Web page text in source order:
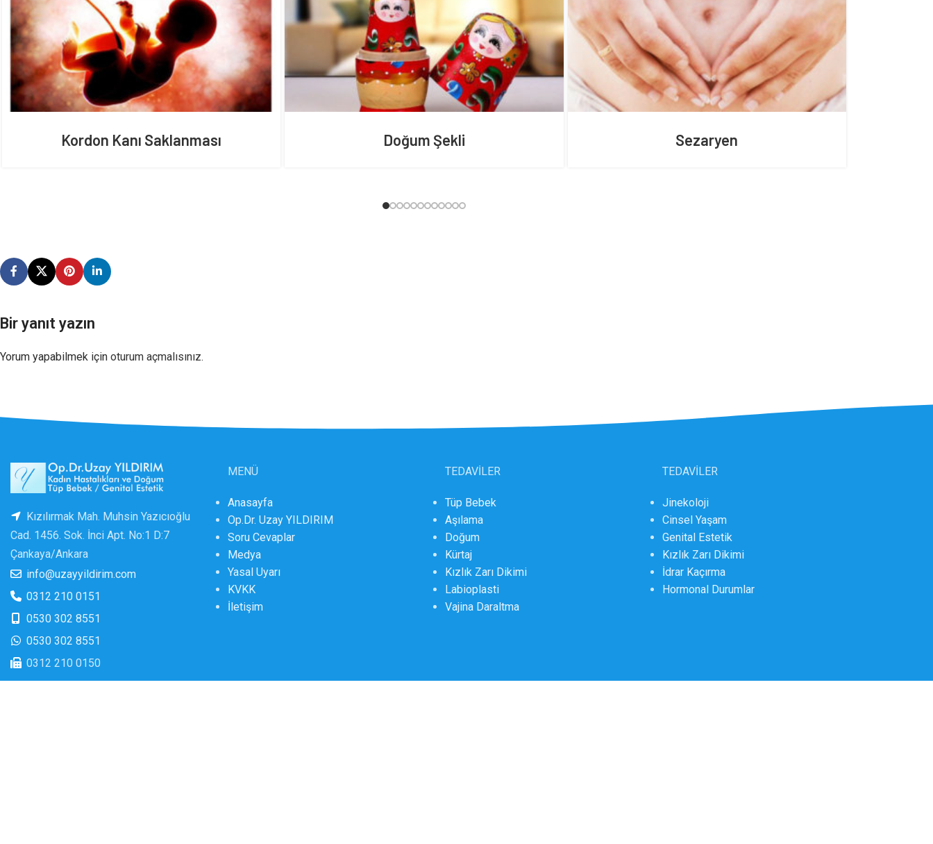
Kordon Kanı Saklanması Doğum Şekli Sezaryen
Bir yanıt yazın
Yorum yapabilmek için oturum açmalısınız.
Kızılırmak Mah. Muhsin Yazıcıoğlu
Cad. 1456. Sok. İnci Apt. No:1 D:7
Çankaya/Ankara
info@uzayyildirim.com
0312 210 0151
0530 302 8551
0530 302 8551
0312 210 0150
MENÜ
Anasayfa
Op.Dr. Uzay YILDIRIM
Soru Cevaplar
Medya
Yasal Uyarı
KVKK
İletişim
TEDAVİLER
Tüp Bebek
Aşılama
Doğum
Kürtaj
Kızlık Zarı Dikimi
Labioplasti
Vajina Daraltma
TEDAVİLER
Jinekoloji
Cinsel Yaşam
Genital Estetik
Kızlık Zarı Dikimi
İdrar Kaçırma
Hormonal Durumlar